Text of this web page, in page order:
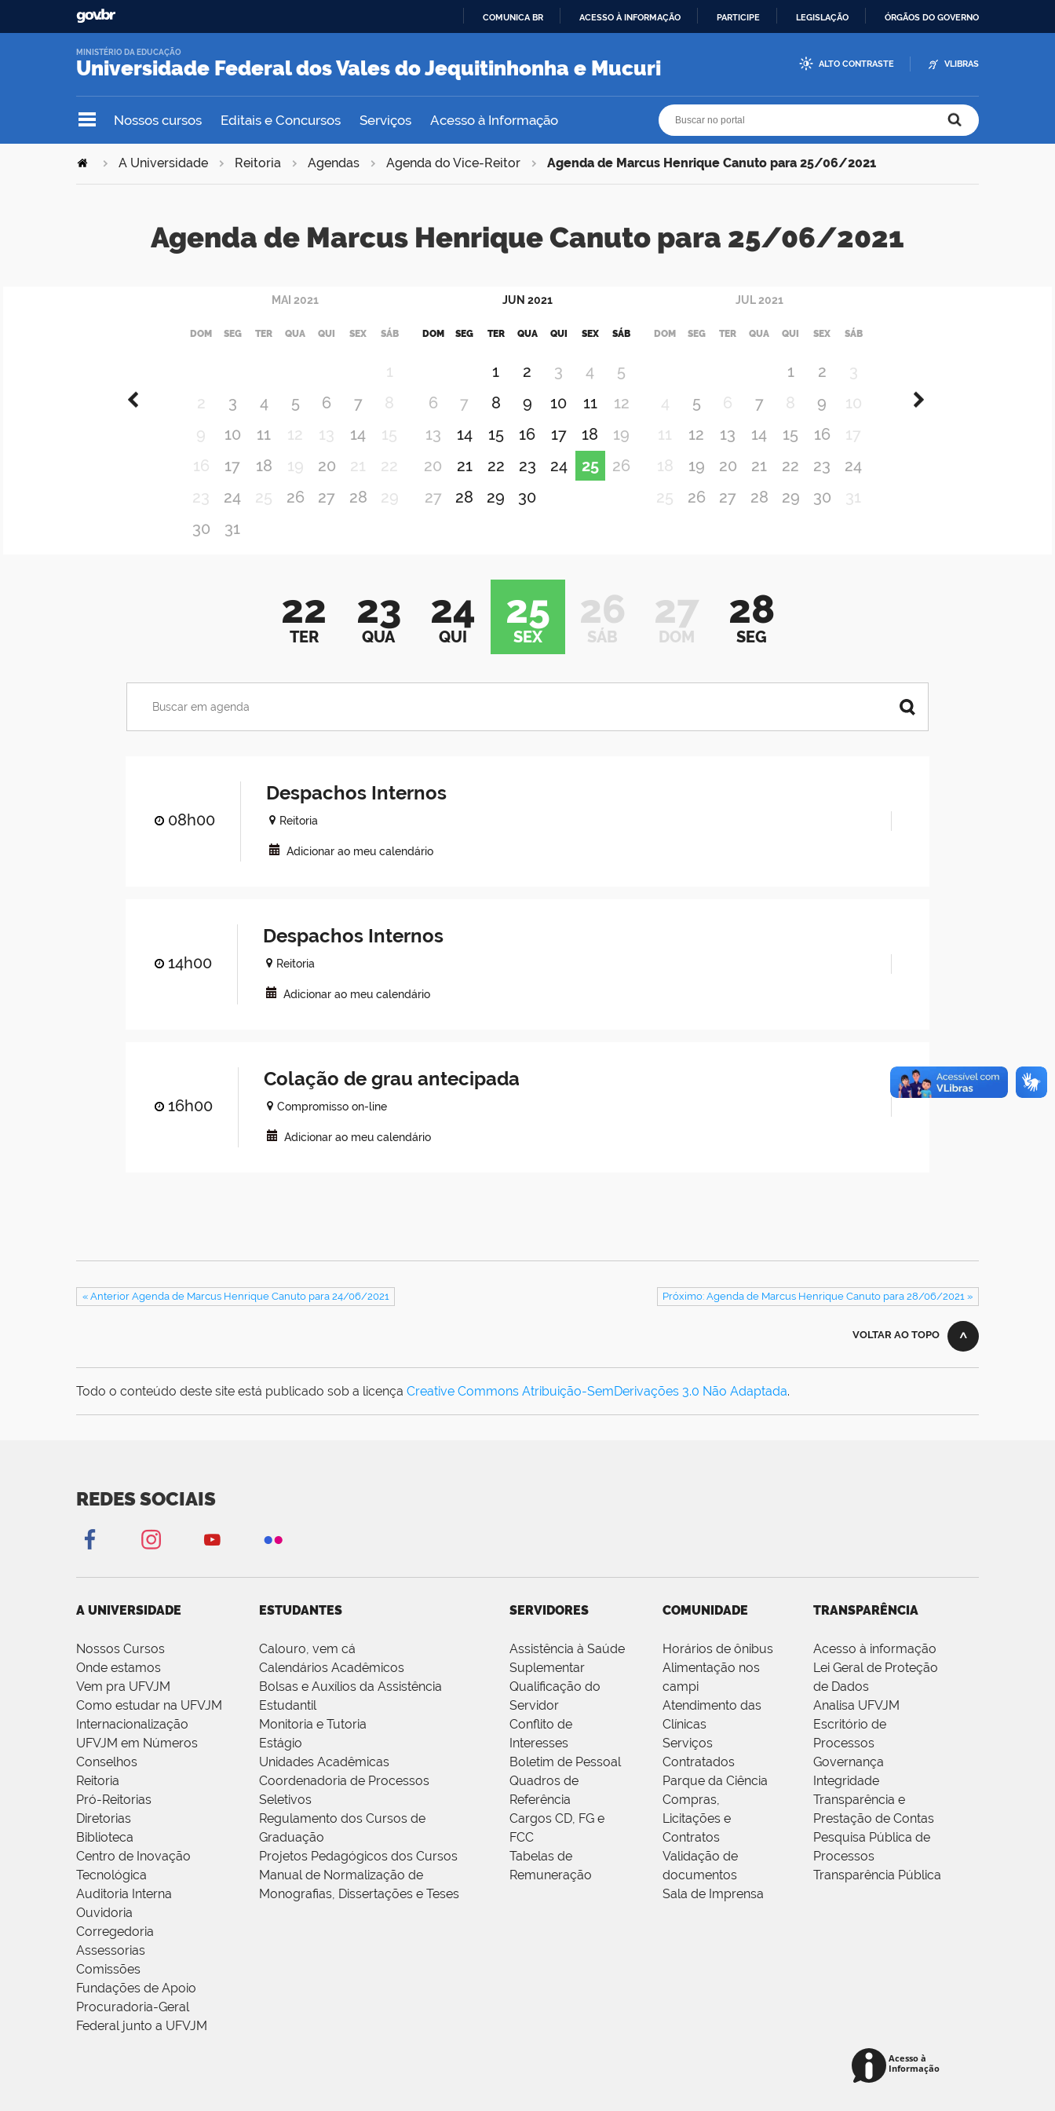
O
COMUNICA BR ACESSO À INFORMAÇÃO PARTICIPE LEGISLAÇÃO ÓRGÃOS DO GOVERNO
Universidade Federal dos Vales do Jequitinhonha e Mucuri
MINISTÉRIO DA EDUCAÇÃO
ALTO CONTRASTE VLIBRAS
Nossos cursos Editais e Concursos Serviços Acesso à Informação
A Universidade Reitoria Agendas Agenda do Vice-Reitor Agenda de Marcus Henrique Canuto para 25/06/2021
Agenda de Marcus Henrique Canuto para 25/06/2021
MAI 2021
DOM SEG TER QUA QUI SEX SÁB
1
2
3 4 5 6 7
8
9
10 11 12 13 14
15
16
17 18 19 20 21
22
23
24 25 26 27 28
29
30
31
JUN 2021
DOM SEG TER QUA QUI SEX SÁB
1 2 3 4
5
6
7 8 9 10 11
12
13
14 15 16 17 18
19
20
21 22 23 24 25
26
27
28 29 30
JUL 2021
DOM SEG TER QUA QUI SEX SÁB
1 2
3
4
5 6 7 8 9
10
11
12 13 14 15 16
17
18
19 20 21 22 23
24
25
26 27 28 29 30 31
22
TER
23
QUA
24
QUI
25
SEX
26
SÁB
27
DOM
28
SEG
08h00
Despachos Internos
Reitoria
Adicionar ao meu calendário
14h00
Despachos Internos
Reitoria
Adicionar ao meu calendário
16h00
Colação de grau antecipada
Compromisso on-line
Adicionar ao meu calendário
« Anterior Agenda de Marcus Henrique Canuto para 24/06/2021 Próximo: Agenda de Marcus Henrique Canuto para 28/06/2021 »
VOLTAR AO TOPO
Todo o conteúdo deste site está publicado sob a licença Creative Commons Atribuição-SemDerivações 3.0 Não Adaptada.
REDES SOCIAIS
A UNIVERSIDADE
Nossos Cursos
Onde estamos
Vem pra UFVJM
Como estudar na UFVJM
Internacionalização
UFVJM em Números
Conselhos
Reitoria
Pró-Reitorias
Diretorias
Biblioteca
Centro de Inovação
Tecnológica
Auditoria Interna
Ouvidoria
Corregedoria
Assessorias
Comissões
Fundações de Apoio
Procuradoria-Geral
Federal junto a UFVJM
ESTUDANTES
Calouro, vem cá
Calendários Acadêmicos
Bolsas e Auxílios da Assistência
Estudantil
Monitoria e Tutoria
Estágio
Unidades Acadêmicas
Coordenadoria de Processos
Seletivos
Regulamento dos Cursos de
Graduação
Projetos Pedagógicos dos Cursos
Manual de Normalização de
Monografias, Dissertações e Teses
SERVIDORES
Assistência à Saúde
Suplementar
Qualificação do
Servidor
Conflito de
Interesses
Boletim de Pessoal
Quadros de
Referência
Cargos CD, FG e
FCC
Tabelas de
Remuneração
COMUNIDADE
Horários de ônibus
Alimentação nos
campi
Atendimento das
Clínicas
Serviços
Contratados
Parque da Ciência
Compras,
Licitações e
Contratos
Validação de
documentos
Sala de Imprensa
TRANSPARÊNCIA
Acesso à informação
Lei Geral de Proteção
de Dados
Analisa UFVJM
Escritório de
Processos
Governança
Integridade
Transparência e
Prestação de Contas
Pesquisa Pública de
Processos
Transparência Pública